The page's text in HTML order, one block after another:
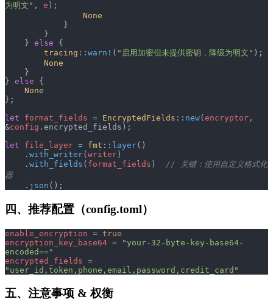
为明文" , e );
                None
            }
        }
    }
else {
        tracing
:: warn! ( "启用加密但未提供密钥，降级为明文" );
        None
    }
} else {
    None
};
let format_fields = EncryptedFields :: new( encryptor ,
&config .encrypted_fields);
let file_layer = fmt :: layer()
    .
with_writer( writer )
    .
with_fields ( format_fields ) // 关键：使用自定义格式化
器
    .
json ();
四、推荐配置（config.toml）
enable_encryption = true
encryption_key_base64 =
"your-32-byte-key-base64-
encoded=="
encrypted_fields
"user_id,token,phone,email,password,credit_card"
五、注意事项 & 权衡